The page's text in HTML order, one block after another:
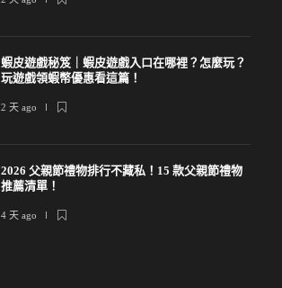
蝦皮遊戲秘笈｜蝦皮遊戲入口在哪裡？怎麼玩？
玩遊戲領蝦幣優惠看這篇！
2 天 ago
2026 父親節禮物排行不藏私！15 款父親節禮物
推薦清單！
4 天 ago